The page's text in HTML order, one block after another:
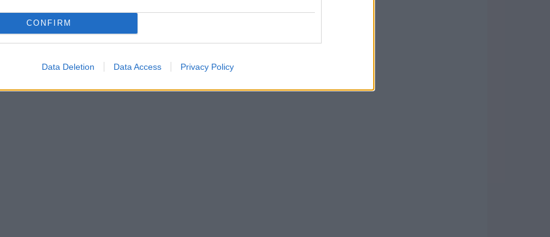
CONFIRM
Data Deletion Data Access Privacy Policy
di diverse forme e dimensioni: quelle
e audace ai tuoi outfit. E la numero 4? Ti